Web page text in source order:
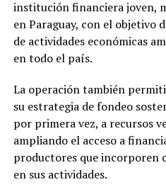
institución financiera joven,
en Paraguay, con el objetivo
de actividades económicas
en todo el país.
La operación también
su estrategia de fondeo
por primera vez, a recursos
ampliando el acceso a
productores que incorporen
en sus actividades.